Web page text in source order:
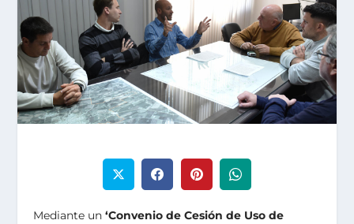
Mediante un‘Convenio de Cesión de Uso de